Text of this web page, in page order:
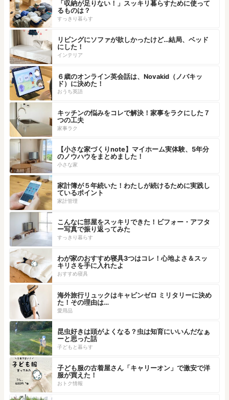
「収納が足りない！」スッキリ暮らすために使って
るものは？
すっきり暮らす
リビングにソファが欲しかったけど…結局、ベッド
にした！
インテリア
６歳のオンライン英会話は、Novakid（ノバキッ
ド）に決めた！
おうち英語
キッチンの悩みをコレで解決！家事をラクにした７
つの工夫
家事ラク
【小さな家づくりnote】マイホーム実体験、5年分
のノウハウをまとめました！
小さな家
家計簿が５年続いた！わたしが続けるために実践し
ているポイント
家計管理
こんなに部屋をスッキリできた！ビフォー・アフタ
ー写真で振り返ってみた
すっきり暮らす
わが家のおすすめ寝具3つはコレ！心地よさ＆スッ
キリさを手に入れたよ
おすすめ寝具
海外旅行リュックはキャビンゼロ ミリタリーに決め
た！その理由は…
愛用品
昆虫好きは頭がよくなる？虫は知育にいいんだなぁ
ーと思った話
子どもと暮らす
子ども服の古着屋さん「キャリーオン」で激安で洋
服が買えた！
おトク情報